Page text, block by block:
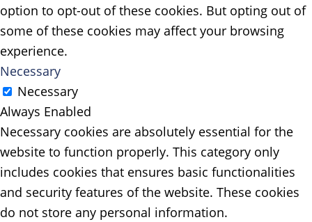
option to opt-out of these cookies. But opting out of
some of these cookies may affect your browsing
experience.
Necessary
Necessary
Always Enabled
Necessary cookies are absolutely essential for the
website to function properly. This category only
includes cookies that ensures basic functionalities
and security features of the website. These cookies
do not store any personal information.